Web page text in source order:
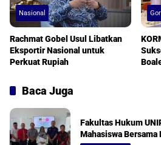
Nasional
Rachmat Gobel Usul Libatkan
Eksportir Nasional untuk
Perkuat Rupiah
Baca Juga
Fakultas Hukum
Mahasiswa Bersama